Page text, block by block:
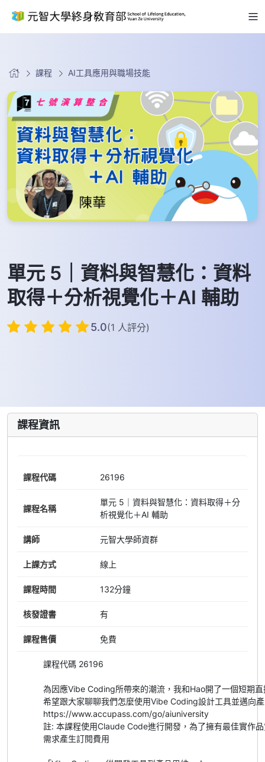
課程 AI工具應用與職場技能
單元 5｜資料與智慧化：資料
取得＋分析視覺化＋AI 輔助
5.0(1 人評分)
課程資訊
課程代碼 26196
課程名稱
單元 5｜資料與智慧化：資料取得＋分
析視覺化＋AI 輔助
講師 元智大學師資群
上課方式 線上
課程時間 132分鐘
核發證書 有
課程售價 免費
課程代碼 26196
為因應Vibe Coding所帶來的潮流，我和Hao開了一個短期
希望跟大家聊聊我們怎麼使用Vibe Coding設計工具並邁向
https://www.accupass.com/go/aiuniversity
註: 本課程使用Claude Code進行開發，為了擁有最佳實作
需求產生訂閱費用